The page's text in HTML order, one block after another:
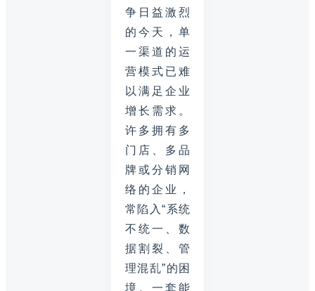
争日益激烈
的今天，单
一渠道的运
营模式已难
以满足企业
增长需求。
许多拥有多
门店、多品
牌或分销网
络的企业，
常陷入“系统
不统一、数
据割裂、管
理混乱”的困
境。一套能